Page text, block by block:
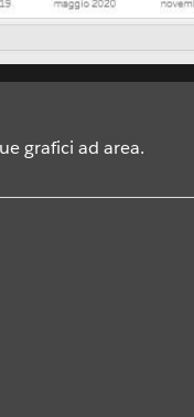
grafici ad area.